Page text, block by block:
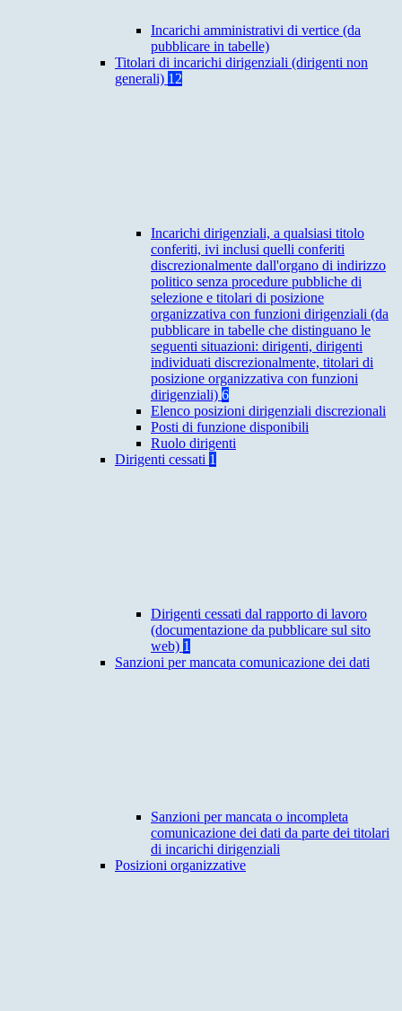
Incarichi amministrativi di vertice (da
pubblicare in tabelle)
Titolari di incarichi dirigenziali (dirigenti non
generali) 12
Incarichi dirigenziali, a qualsiasi titolo
conferiti, ivi inclusi quelli conferiti
discrezionalmente dall'organo di indirizzo
politico senza procedure pubbliche di
selezione e titolari di posizione
organizzativa con funzioni dirigenziali (da
pubblicare in tabelle che distinguano le
seguenti situazioni: dirigenti, dirigenti
individuati discrezionalmente, titolari di
posizione organizzativa con funzioni
dirigenziali) 6
Elenco posizioni dirigenziali discrezionali
Posti di funzione disponibili
Ruolo dirigenti
Dirigenti cessati 1
Dirigenti cessati dal rapporto di lavoro
(documentazione da pubblicare sul sito
web) 1
Sanzioni per mancata comunicazione dei dati
Sanzioni per mancata o incompleta
comunicazione dei dati da parte dei titolari
di incarichi dirigenziali
Posizioni organizzative